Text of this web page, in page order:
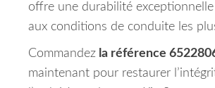
offre une durabilité
aux conditions de conduite les
Commandez la référence
maintenant pour restaurer